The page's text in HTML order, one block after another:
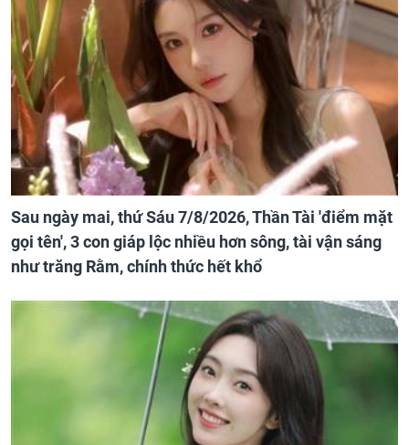
Sau ngày mai, thứ Sáu 7/8/2026, Thần Tài 'điểm mặt
gọi tên', 3 con giáp lộc nhiều hơn sông, tài vận sáng
như trăng Rằm, chính thức hết khổ